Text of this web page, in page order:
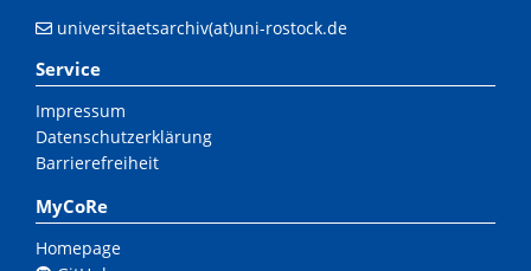
universitaetsarchiv(at)uni-rostock.de
Service
Impressum
Datenschutzerklärung
Barrierefreiheit
MyCoRe
Homepage